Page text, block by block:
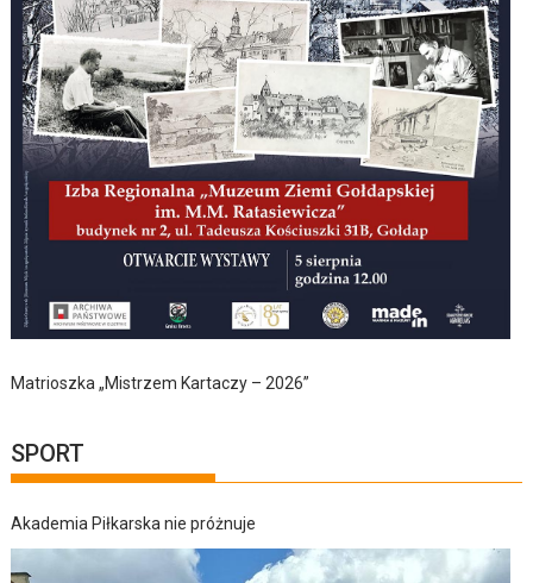
Matrioszka „Mistrzem Kartaczy – 2026”
SPORT
Akademia Piłkarska nie próżnuje